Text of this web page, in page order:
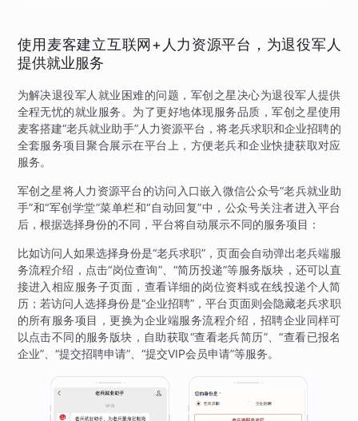
使用麦客建立互联网+人力资源平台，为退役军人
提供就业服务
为解决退役军人就业困难的问题，军创之星决心为退役军人提供
全程无忧的就业服务。为了更好地体现服务品质，军创之星使用
麦客搭建“老兵就业助手”人力资源平台，将老兵求职和企业招聘的
全套服务项目聚合展示在平台上，方便老兵和企业快捷获取对应
服务。
军创之星将人力资源平台的访问入口嵌入微信公众号“老兵就业助
手”和“军创学堂”菜单栏和“自动回复”中，公众号关注者进入平台
后，根据选择身份的不同，平台将自动展示不同的服务项目：
比如访问人如果选择身份是“老兵求职”，页面会自动弹出老兵端服
务流程介绍，点击“岗位查询”、“简历投递”等服务版块，还可以直
接进入相应服务子页面，查看详细的岗位资料或在线投递个人简
历；若访问人选择身份是“企业招聘”，平台页面则会隐藏老兵求职
的所有服务项目，更换为企业端服务流程介绍，招聘企业同样可
以点击不同的服务版块，自助获取“查看老兵简历”、“查看已报名
企业”、“提交招聘申请”、“提交VIP会员申请”等服务。